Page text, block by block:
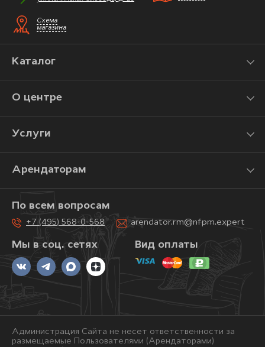
Схема
магазина
Каталог
О центре
Услуги
Арендаторам
Мы в соц. сетях
По всем вопросам
+7 (495) 568-0-568 arendator.rm@nfpm.expert
Вид оплаты
Администрация Сайта не несет ответственности за
размещаемые Пользователями (Арендаторами)